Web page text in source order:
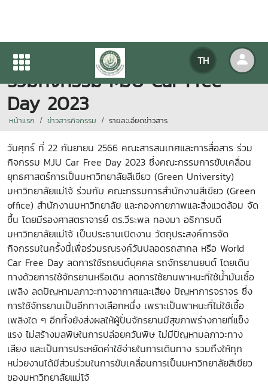
TH
คณะสารสนเทศและการสื่อสาร
ร่วมกิจกรรม MJU Car Free
Day 2023
หน้าแรก ข่าวสารกิจกรรม รายละเอียดข่าวสาร
วันศุกร์ ที่ 22 กันยายน 2566 คณะสารสนเทศและการสื่อสาร ร่วม
กิจกรรม MJU Car Free Day 2023 ซึ่งคณะกรรมการขับเคลื่อน
ยุทธศาสตร์การเป็นมหาวิทยาลัยสีเขียว (Green University)
มหาวิทยาลัยแม่โจ้ ร่วมกับ คณะกรรมการสำนักงานสีเขียว (Green
office) สำนักงานมหาวิทยาลัย และกองกายภาพและสิ่งแวดล้อม จัด
ขึ้น โดยมีรองศาสตราจารย์ ดร.วีระพล ทองมา อธิการบดี
มหาวิทยาลัยแม่โจ้ เป็นประธานเปิดงาน วัตถุประสงค์การจัด
กิจกรรมในครั้งนี้เพื่อร่วมรณรงค์วันปลอดรถสากล หรือ World
Car Free Day ลดการใช้รถยนต์บุคคล รถจักรยานยนต์ โดยเดิน
ทางด้วยการใช้จักรยานหรือเดิน ลดการใช้ยานพาหนะที่ใช้น้ำมันเชื้อ
เพลิง ลดปัญหามลภาวะทางอากาศและเสียง ปัญหาการจราจร ซึ่ง
การใช้จักรยานเป็นอีกทางเลือกหนึ่ง เพราะเป็นพาหนะที่ไม่ใช้เชื้อ
เพลิงใด ๆ อีกทั้งยังส่งผลให้ผู้ปั่นจักรยานมีสุขภาพร่างกายที่แข็ง
แรง ไม่สร้างมลพิษในการปล่อยควันพิษ ไม่มีปัญหามลภาวะทาง
เสียง และเป็นการประหยัดค่าใช้จ่ายในการเดินทาง รวมถึงให้ทุก
หน่วยงานได้มีส่วนร่วมในการขับเคลื่อนการเป็นมหาวิทยาลัยสีเขียว
ของมหาวิทยาลัยแม่โจ้